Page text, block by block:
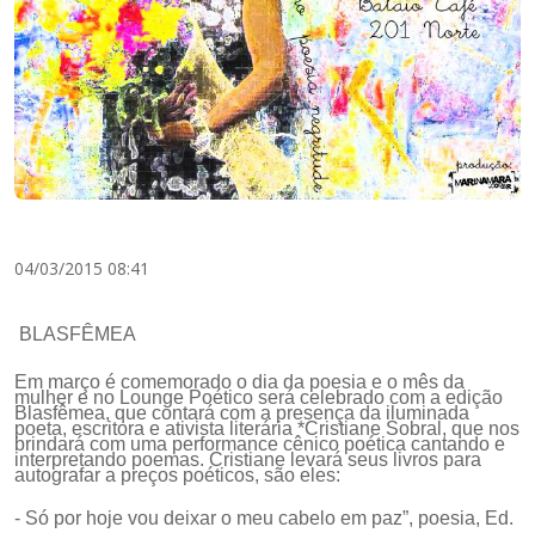
04/03/2015 08:41
BLASFÊMEA
Em março é comemorado o dia da poesia e o mês da
mulher e no Lounge Poético será celebrado com a edição
Blasfêmea, que contará com a presença da iluminada
poeta, escritora e ativista literária *Cristiane Sobral, que nos
brindará com uma performance cênico poética cantando e
interpretando poemas. Cristiane levará seus livros para
autografar a preços poéticos, são eles:
- Só por hoje vou deixar o meu cabelo em paz”, poesia, Ed.